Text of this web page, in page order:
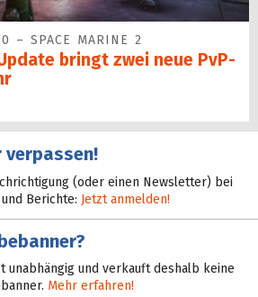
– SPACE MARINE 2
bringt zwei neue PvP-
verpassen!
(oder einen Newsletter) bei
Berichte: Jetzt anmelden!
unabhängig und verkauft deshalb keine
Mehr erfahren!